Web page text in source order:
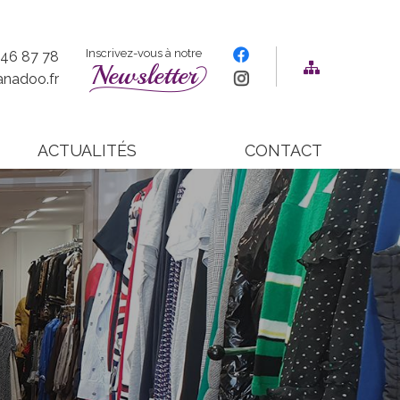
87 78
Inscrivez-vous à notre
Newsletter
ACTUALITÉS CONTACT